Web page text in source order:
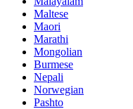
Maltese
Maori
Marathi
Mongolian
Burmese
Nepali
Norwegian
Pashto